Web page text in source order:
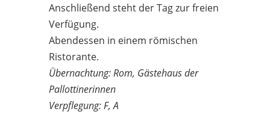
Anschließend steht der Tag zur freien
Verfügung.
Abendessen in einem römischen
Ristorante.
Übernachtung: Rom, Gästehaus der
Pallottinerinnen
Verpflegung: F, A